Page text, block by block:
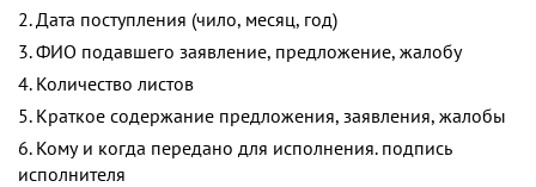
2. Дата поступления (чило, месяц, год)
3. ФИО подавшего заявление, предложение, жалобу
4. Количество листов
5. Краткое содержание предложения, заявления, жалобы
6. Кому и когда передано для исполнения. подпись
исполнителя